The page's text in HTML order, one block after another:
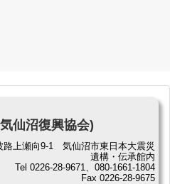
仙沼復興協会)
上瀬向9-1 気仙沼市東日本大震災
遺構・伝承館内
Tel 0226-28-9671、080-1661-1804
Fax 0226-28-9675